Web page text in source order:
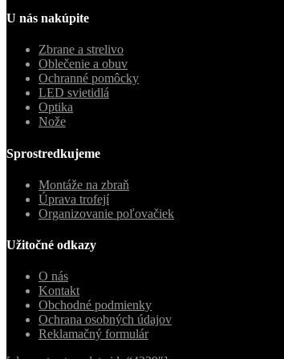
U nás nakúpite
Zbrane a strelivo
Oblečenie a obuv
Ochranné pomôcky
LED svietidlá
Optika
Nože
Sprostredkujeme
Montáže na zbraň
Úprava trofejí
Organizovanie poľovačiek
Užitočné odkazy
O nás
Kontakt
Obchodné podmienky
Ochrana osobných údajov
Reklamačný formulár